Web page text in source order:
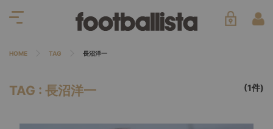
HOME TAG 長沼洋一
TAG : 長沼洋一 (1件)